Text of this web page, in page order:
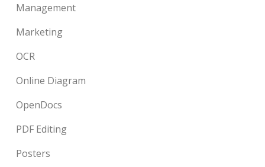
Management
Marketing
OCR
Online Diagram
OpenDocs
PDF Editing
Posters